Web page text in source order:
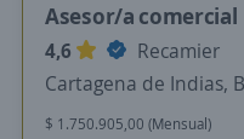
Asesor/a comercial
4,6
Recamier
Cartagena de Indias,
$ 1.750.905,00 (Mensual)